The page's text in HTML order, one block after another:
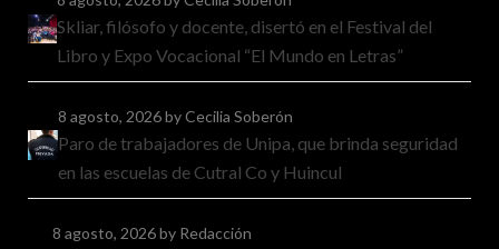
Skliar, filósofo y docente, disertó en el Festival del
Libro y Expo Vocacional “El Mundo en Letras”
8 agosto, 2026by Cecilia Soberón
Paro de trabajadores de Unipa, que brinda seguridad
en las escuelas de Cutral Co y Huincul
8 agosto, 2026by Redacción